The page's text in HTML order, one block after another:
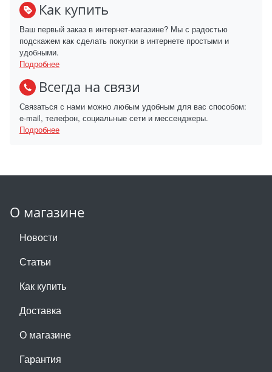
Как купить
Ваш первый заказ в интернет-магазине? Мы с радостью
подскажем как сделать покупки в интернете простыми и
удобными.
Подробнее
Всегда на связи
Связаться с нами можно любым удобным для вас способом:
e-mail, телефон, социальные сети и мессенджеры.
Подробнее
О магазине
Новости
Статьи
Как купить
Доставка
О магазине
Гарантия